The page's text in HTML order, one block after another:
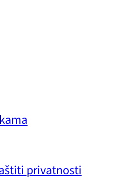
privatnosti